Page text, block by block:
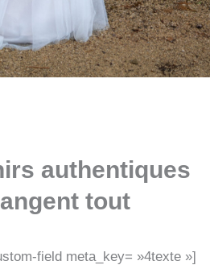
authentiques
tout
field meta_key= »4texte »]